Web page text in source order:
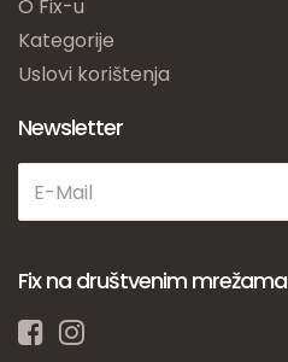
O Fix-u
Kategorije
Uslovi korištenja
Newsletter
Fix na društvenim mrežama